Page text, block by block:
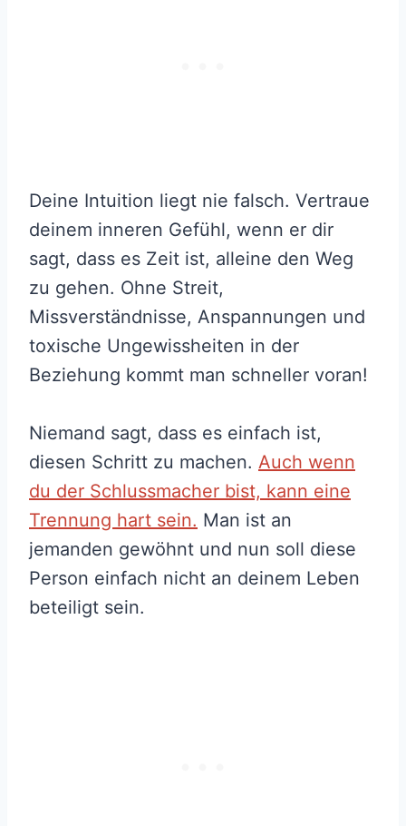
Deine Intuition liegt nie falsch. Vertraue
deinem inneren Gefühl, wenn er dir
sagt, dass es Zeit ist, alleine den Weg
zu gehen. Ohne Streit,
Missverständnisse, Anspannungen und
toxische Ungewissheiten in der
Beziehung kommt man schneller voran!
Niemand sagt, dass es einfach ist,
diesen Schritt zu machen. Auch wenn
du der Schlussmacher bist, kann eine
Trennung hart sein. Man ist an
jemanden gewöhnt und nun soll diese
Person einfach nicht an deinem Leben
beteiligt sein.